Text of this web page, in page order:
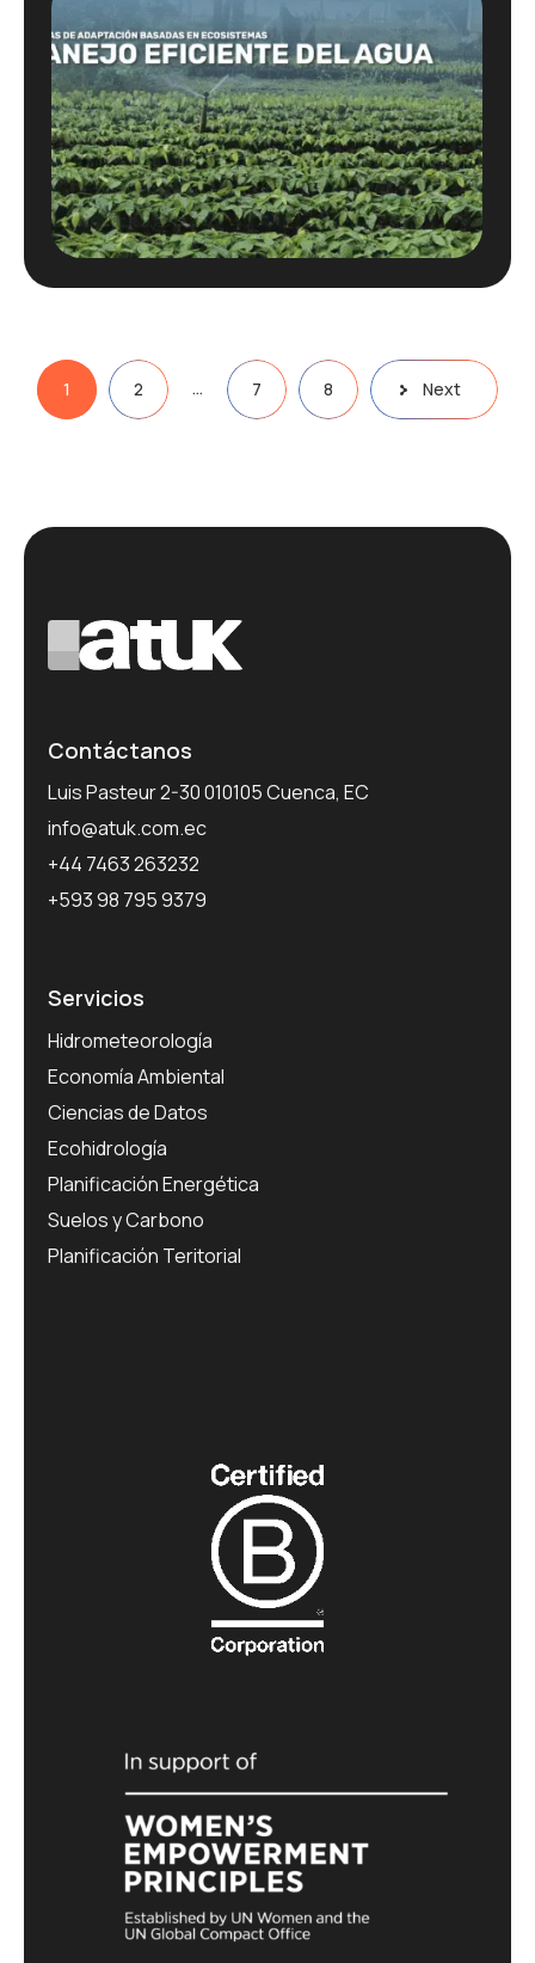
Posts
pagination
1 2 … 7 8 Next
Contáctanos
Luis Pasteur 2-30 010105 Cuenca, EC
info@atuk.com.ec
+44 7463 263232
+593 98 795 9379
Servicios
Hidrometeorología
Economía Ambiental
Ciencias de Datos
Ecohidrología
Planificación Energética
Suelos y Carbono
Planificación Teritorial